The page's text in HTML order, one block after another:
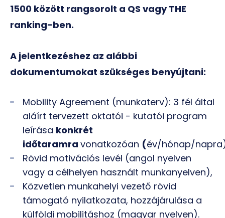
1500 között rangsorolt a QS vagy THE
ranking-ben.
A jelentkezéshez az alábbi
dokumentumokat szükséges benyújtani:
Mobility Agreement (munkaterv): 3 fél által
aláírt tervezett oktatói - kutatói program
leírása konkrét
időtaramra vonatkozóan (év/hónap/
Rövid motivációs levél (angol nyelven
vagy a célhelyen használt munkanyelven),
Közvetlen munkahelyi vezető rövid
támogató nyilatkozata, hozzájárulása a
külföldi mobilitáshoz (magyar nyelven).